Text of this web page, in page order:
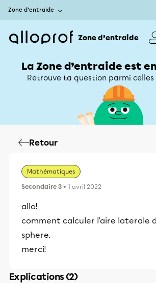
Zone d’entraide
Zone d’entraide
La Zone d’entraide est
Retrouve ta question parmi celles
Retour
Mathématiques
Secondaire 3 • 1 avril 2022
allo!
comment calculer l'aire laterale
sphere.
merci!
Explications (2)